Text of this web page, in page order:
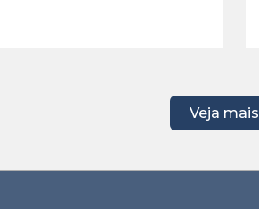
Veja mais